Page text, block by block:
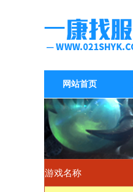
网站首页
游戏名称